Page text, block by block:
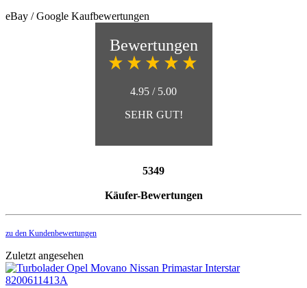
eBay / Google Kaufbewertungen
Bewertungen
4.95 / 5.00
SEHR GUT!
5349
Käufer-Bewertungen
zu den Kundenbewertungen
Zuletzt angesehen